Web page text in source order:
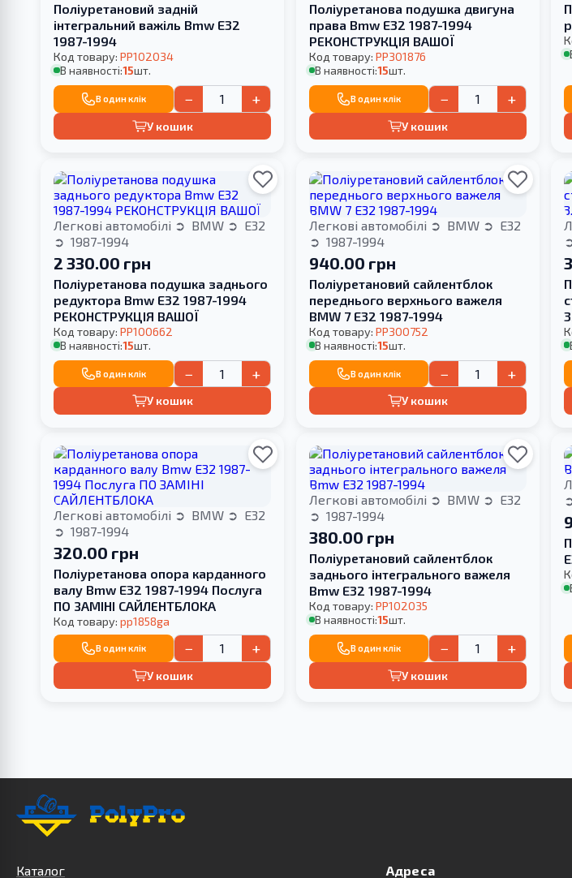
Поліуретановий задній
інтегральний важіль Bmw E32
1987-1994
Код товару:PP102034
В наявності:15шт.
В один клік − +
У кошик
Поліуретанова подушка двигуна
права Bmw E32 1987-1994
РЕКОНСТРУКЦІЯ ВАШОЇ
Код товару: PP301876
В наявності:15шт.
В один клік − +
У кошик
Легкові автомобілі BMW
E32
1987-1994
2 330.00 грн
Поліуретанова подушка заднього
редуктора Bmw E32 1987-1994
РЕКОНСТРУКЦІЯ ВАШОЇ
Код товару:PP100662
В наявності:15шт.
В один клік − +
У кошик
Легкові автомобілі BMW
E32
1987-1994
940.00 грн
Поліуретановий сайлентблок
переднього верхнього важеля
BMW 7 E32 1987-1994
Код товару: PP300752
В наявності:15шт.
В один клік − +
У кошик
Легкові автомобілі BMW
E32
1987-1994
320.00 грн
Поліуретанова опора карданного
валу Bmw E32 1987-1994 Послуга
ПО ЗАМІНІ САЙЛЕНТБЛОКА
Код товару:pp1858ga
В один клік − +
У кошик
Легкові автомобілі BMW
E32
1987-1994
380.00 грн
Поліуретановий сайлентблок
заднього інтегрального важеля
Bmw E32 1987-1994
Код товару: PP102035
В наявності:15шт.
В один клік − +
У кошик
Каталог Адреса